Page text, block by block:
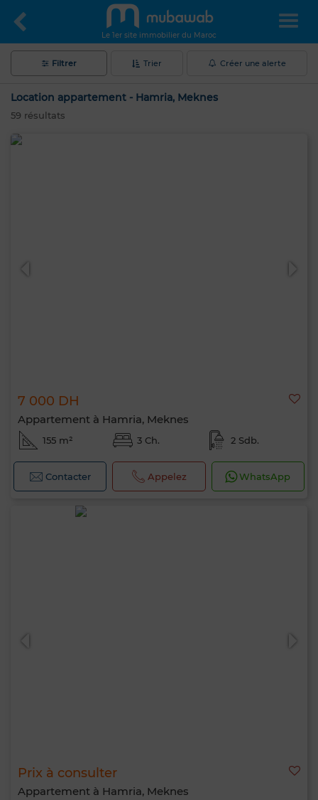
Le 1er site immobilier du Maroc
Filtrer Trier Créer une alerte
Location appartement - Hamria, Meknes
59 résultats
7 000 DH
Appartement à Hamria, Meknes
155 m² 3 Ch. 2 Sdb.
Contacter Appelez WhatsApp
Prix à consulter
Appartement à Hamria, Meknes